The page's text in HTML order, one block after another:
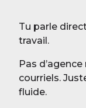
Tu parle
travail.
Pas
courriels.
fluide.